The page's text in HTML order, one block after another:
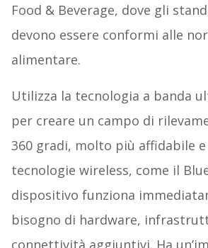
Food & Beverage, dove gli
devono essere conformi alle
alimentare.
Utilizza la tecnologia a banda
per creare un campo di
360 gradi, molto più affidabile
tecnologie wireless, come il
dispositivo funziona
bisogno di hardware,